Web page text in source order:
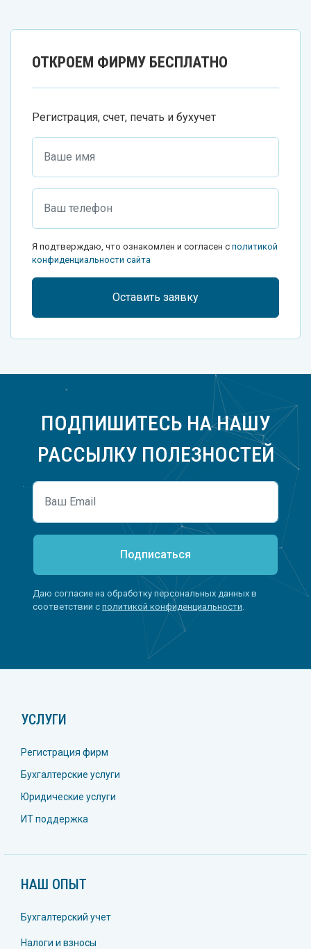
ОТКРОЕМ ФИРМУ БЕСПЛАТНО
Регистрация, счет, печать и бухучет
Я подтверждаю, что ознакомлен и согласен с политикой
конфиденциальности сайта
Оставить заявку
ПОДПИШИТЕСЬ НА НАШУ
РАССЫЛКУ ПОЛЕЗНОСТЕЙ
Подписаться
Даю согласие на обработку персональных данных в
соответствии с политикой конфиденциальности
УСЛУГИ
Регистрация фирм
Бухгалтерские услуги
Юридические услуги
ИТ поддержка
НАШ ОПЫТ
Бухгалтерский учет
Налоги и взносы